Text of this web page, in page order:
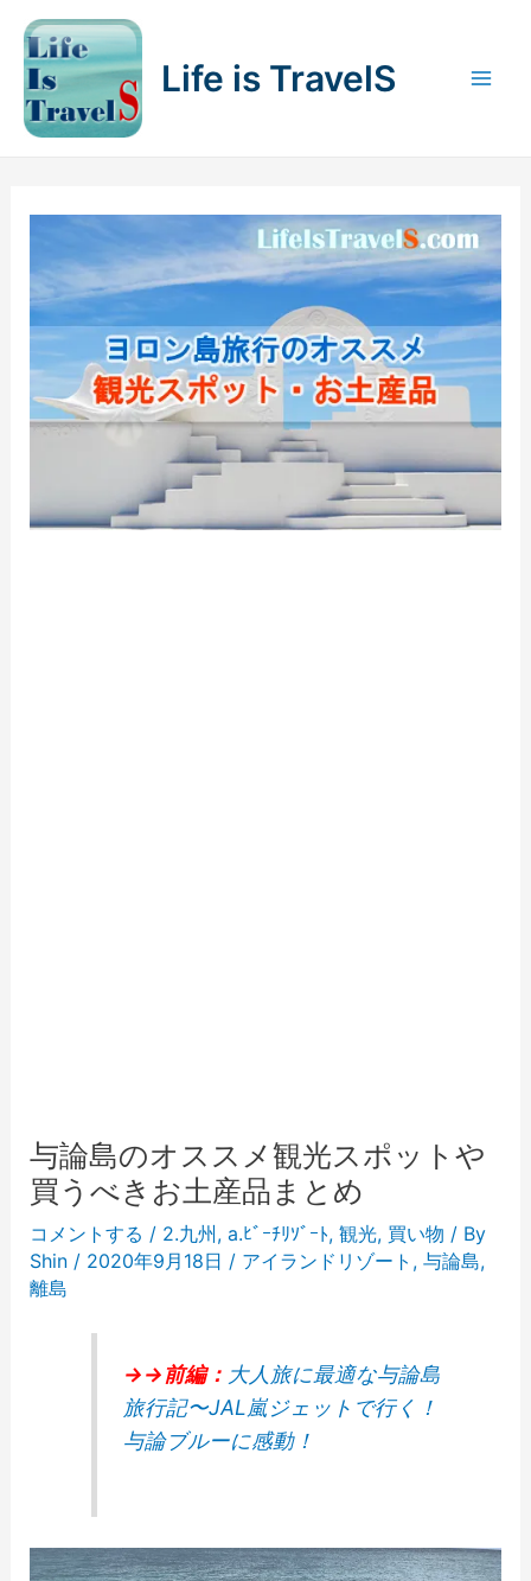
Life is TravelS
与論島のオススメ観光スポットや
買うべきお土産品まとめ
コメントする / 2.九州, a.ﾋﾞｰﾁﾘｿﾞｰﾄ, 観光, 買い物 / By
Shin / 2020年9月18日 / アイランドリゾート , 与論島,
離島
→→前編： 大人旅に最適な与論島
旅行記〜JAL嵐ジェットで行く！
与論ブルーに感動！